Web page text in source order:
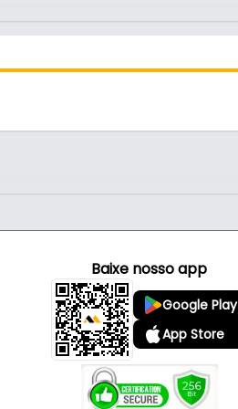
Baixe nosso app
Google Play
App Store